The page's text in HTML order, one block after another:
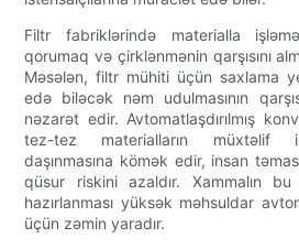
Filtr fabriklərində materialla
qorumaq və çirklənmənin qarşısını
Məsələn, filtr mühiti üçün saxlama
edə biləcək nəm udulmasının
nəzarət edir. Avtomatlaşdırılmış
tez-tez materialların müxtəlif
daşınmasına kömək edir, insan
qüsur riskini azaldır. Xammalın
hazırlanması yüksək məhsuldar
üçün zəmin yaradır.